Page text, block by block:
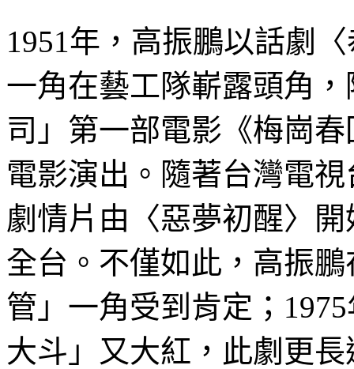
1951年，高振鵬以話劇
一角在藝工隊嶄露頭角
司」第一部電影《梅崗
電影演出。隨著台灣電
劇情片由〈惡夢初醒〉
全台。不僅如此，高振
管」一角受到肯定；
大斗」又大紅，此劇更